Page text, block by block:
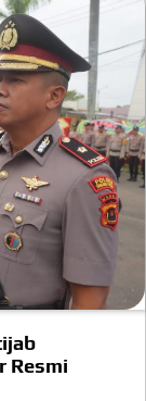
Resmi